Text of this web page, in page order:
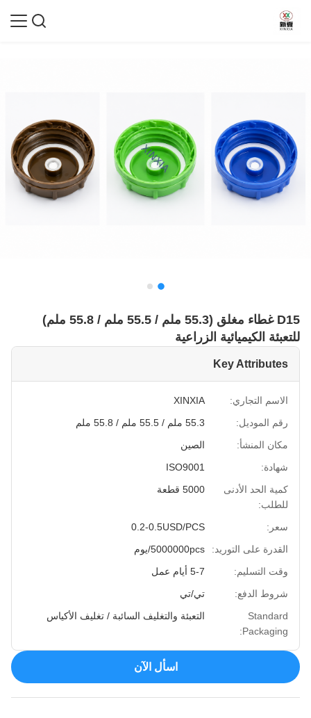
D15 غطاء مغلق (55.3 ملم / 55.5 ملم / 55.8 ملم)
للتعبئة الكيميائية الزراعية
Key Attributes
الاسم التجاري:
XINXIA
رقم الموديل:
55.3 ملم / 55.5 ملم / 55.8 ملم
مكان المنشأ:
الصين
شهادة:
ISO9001
كمية الحد الأدنى
للطلب:
5000 قطعة
سعر:
0.2-0.5USD/PCS
القدرة على التوريد:
5000000pcs/يوم
وقت التسليم:
5-7 أيام عمل
شروط الدفع:
تي/تي
Standard
Packaging:
التعبئة والتغليف السائبة / تغليف الأكياس
اسأل الآن